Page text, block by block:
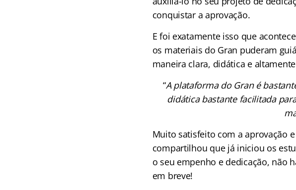
conquistar a aprovação.
E foi exatamente isso que
os materiais do Gran puderam
maneira clara, didática e
“A plataforma do Gran é
didática bastante facilitada
Muito satisfeito com a aprovação
compartilhou que já iniciou os
o seu empenho e dedicação, não
em breve!